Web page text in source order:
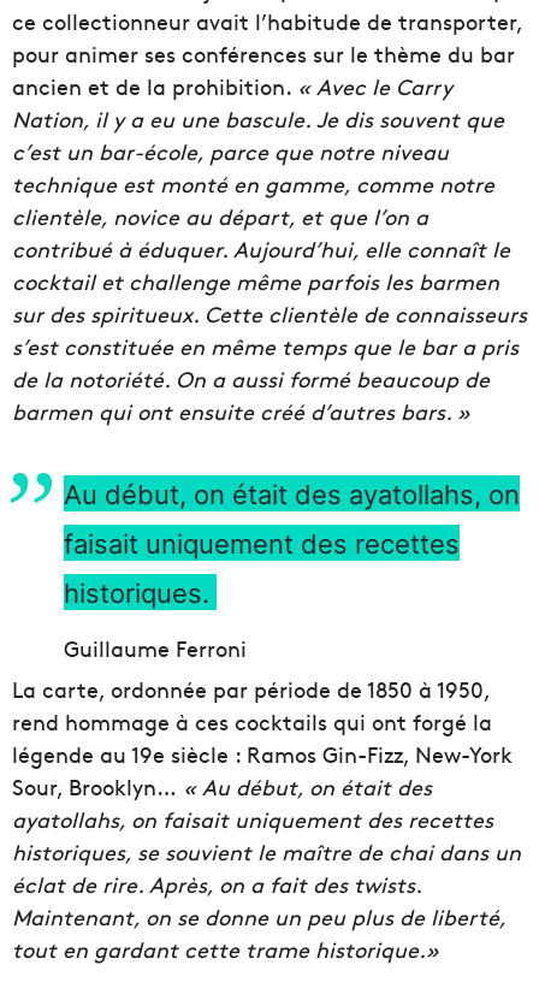
ce collectionneur avait l’habitude de transporter,
pour animer ses conférences sur le thème du bar
ancien et de la prohibition. « Avec le Carry
Nation, il y a eu une bascule. Je dis souvent que
c’est un bar-école, parce que notre niveau
technique est monté en gamme, comme notre
clientèle, novice au départ, et que l’on a
contribué à éduquer. Aujourd’hui, elle connaît le
cocktail et challenge même parfois les barmen
sur des spiritueux. Cette clientèle de connaisseurs
s’est constituée en même temps que le bar a pris
de la notoriété. On a aussi formé beaucoup de
barmen qui ont ensuite créé d’autres bars. »
Au début, on était des ayatollahs, on
faisait uniquement des recettes
historiques.
Guillaume Ferroni
La carte, ordonnée par période de 1850 à 1950,
rend hommage à ces cocktails qui ont forgé la
légende au 19e siècle : Ramos Gin-Fizz, New-York
Sour, Brooklyn… « Au début, on était des
ayatollahs, on faisait uniquement des recettes
historiques, se souvient le maître de chai dans un
éclat de rire. Après, on a fait des twists.
Maintenant, on se donne un peu plus de liberté,
tout en gardant cette trame historique.»